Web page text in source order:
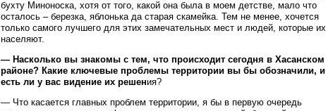
бухту Миноноска, хотя от того, какой она была в моем детстве, мало что
осталось – березка, яблонька да старая скамейка. Тем не менее, хочется
только самого лучшего для этих замечательных мест и людей, которые их
населяют.
— Насколько вы знакомы с тем, что происходит сегодня в Хасанском
районе? Какие ключевые проблемы территории вы бы обозначили, и
есть ли у вас видение их решения?
— Что касается главных проблем территории, я бы в первую очередь